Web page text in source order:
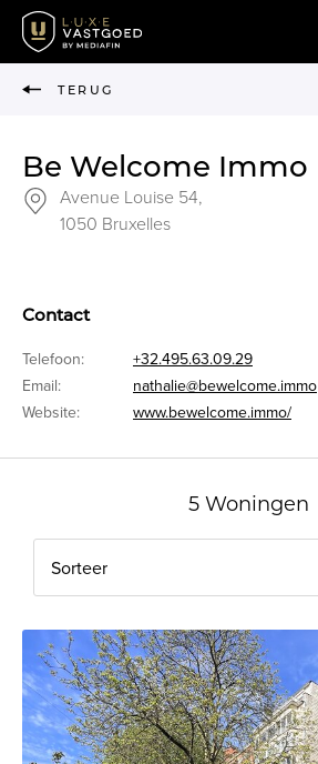
TERUG
Be Welcome Immo
Avenue Louise 54,
1050 Bruxelles
Contact
Telefoon:
+32.495.63.09.29
Email:
nathalie@bewelcome.immo
Website:
www.bewelcome.immo/
5 Woningen
Sorteer